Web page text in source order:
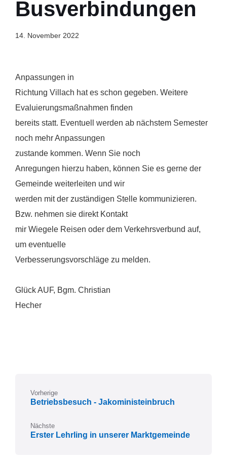
Busverbindungen
14. November 2022
Anpassungen in
Richtung Villach hat es schon gegeben. Weitere
Evaluierungsmaßnahmen finden
bereits statt. Eventuell werden ab nächstem Semester
noch mehr Anpassungen
zustande kommen. Wenn Sie noch
Anregungen hierzu haben, können Sie es gerne der
Gemeinde weiterleiten und wir
werden mit der zuständigen Stelle kommunizieren.
Bzw. nehmen sie direkt Kontakt
mir Wiegele Reisen oder dem Verkehrsverbund auf,
um eventuelle
Verbesserungsvorschläge zu melden.
Glück AUF, Bgm. Christian
Hecher
Vorherige
Betriebsbesuch - Jakoministeinbruch
Nächste
Erster Lehrling in unserer Marktgemeinde